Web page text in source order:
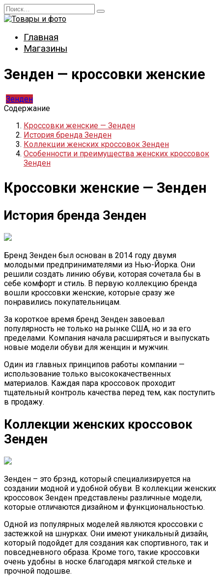
Перейти
к
Search
for:
Главная
Магазины
Зенден — кроссовки женские
Зенден
Содержание
Кроссовки женские — Зенден
История бренда Зенден
Коллекции женских кроссовок Зенден
Особенности и преимущества женских кроссовок
Зенден
Кроссовки женские — Зенден
История бренда Зенден
Бренд Зенден был основан в 2014 году двумя
молодыми предпринимателями из Нью-Йорка. Они
решили создать линию обуви, которая сочетала бы в
себе комфорт и стиль. В первую коллекцию бренда
вошли кроссовки женские, которые сразу же
понравились покупательницам.
За короткое время бренд Зенден завоевал
популярность не только на рынке США, но и за его
пределами. Компания начала расширяться и выпускать
новые модели обуви для женщин и мужчин.
Один из главных принципов работы компании —
использование только высококачественных
материалов. Каждая пара кроссовок проходит
тщательный контроль качества перед тем, как поступить
в продажу.
Коллекции женских кроссовок
Зенден
Зенден – это брэнд, который специализируется на
создании модной и удобной обуви. В коллекции женских
кроссовок Зенден представлены различные модели,
которые отличаются дизайном и функциональностью.
Одной из популярных моделей являются кроссовки с
застежкой на шнурках. Они имеют уникальный дизайн,
который подойдет для создания как спортивного, так и
повседневного образа. Кроме того, такие кроссовки
очень удобны в носке благодаря мягкой стельке и
прочной подошве.